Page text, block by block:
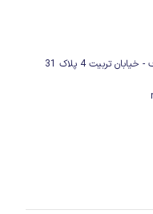
تربیت 4 پلاک 31